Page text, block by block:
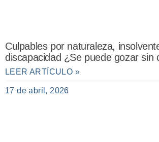
Culpables por naturaleza,
discapacidad ¿Se puede gozar sin
LEER ARTÍCULO »
17 de abril, 2026